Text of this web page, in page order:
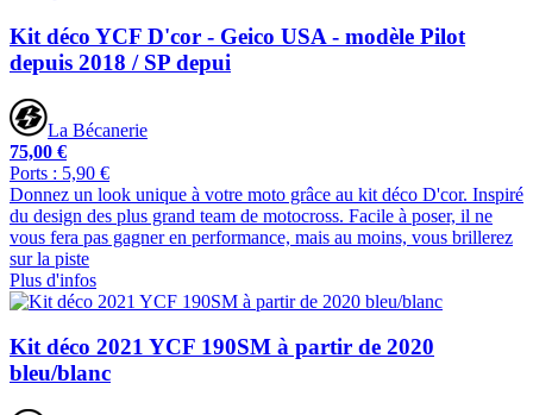
Kit déco YCF D'cor - Geico USA - modèle Pilot
depuis 2018 / SP depui
La Bécanerie
75,00 €
Ports : 5,90 €
Donnez un look unique à votre moto grâce au kit déco D'cor. Inspiré
du design des plus grand team de motocross. Facile à poser, il ne
vous fera pas gagner en performance, mais au moins, vous brillerez
sur la piste
Plus d'infos
Kit déco 2021 YCF 190SM à partir de 2020
bleu/blanc